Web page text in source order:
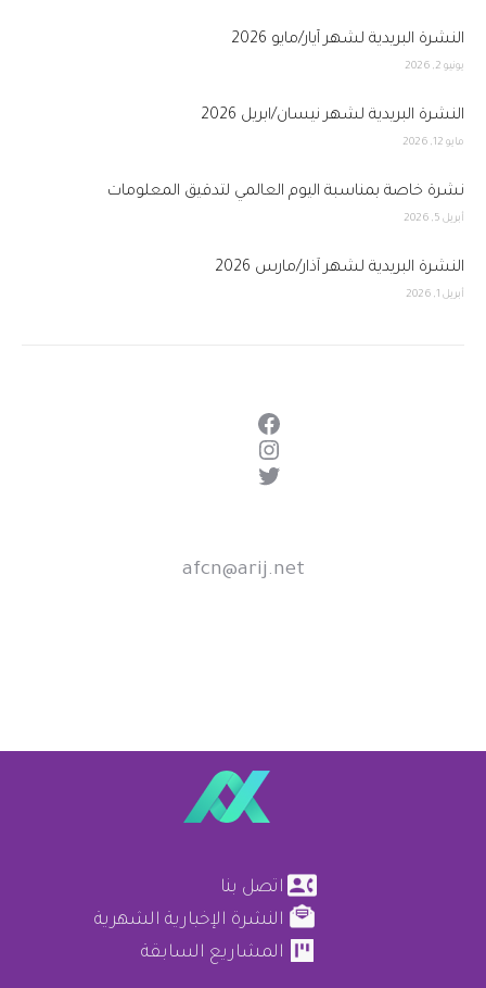
النشرة البريدية لشهر أيار/مايو 2026
يونيو 2, 2026
النشرة البريدية لشهر نيسان/ابريل 2026
مايو 12, 2026
نشرة خاصة بمناسبة اليوم العالمي لتدقيق المعلومات
أبريل 5, 2026
النشرة البريدية لشهر آذار/مارس 2026
أبريل 1, 2026
فيسبوك
إنستجرام
تويتر
afcn@arij.net
اتصل بنا
النشرة الإخبارية الشهرية
المشاريع السابقة